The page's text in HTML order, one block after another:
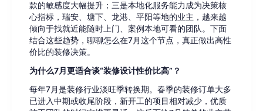
款的敏感度大幅提升；三是本地化服务能力成为决策核
心指标，瑞安、塘下、龙港、平阳等地的业主，越来越
倾向于找就近能随时上门、案例本地可看的团队。下面
结合这些趋势，聊聊怎么在7月这个节点，真正做出高性
价比的装修决策。
为什么7月更适合谈“装修设计性价比高”？
每年7月是装修行业淡旺季转换期。春季的装修订单大多
已进入中期或收尾阶段，新开工的项目相对减少，优质